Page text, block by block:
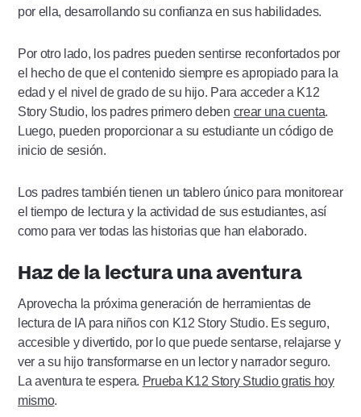
por ella, desarrollando su confianza en sus habilidades.
Por otro lado, los padres pueden sentirse reconfortados por
el hecho de que el contenido siempre es apropiado para la
edad y el nivel de grado de su hijo. Para acceder a K12
Story Studio, los padres primero deben crear una cuenta.
Luego, pueden proporcionar a su estudiante un código de
inicio de sesión.
Los padres también tienen un tablero único para monitorear
el tiempo de lectura y la actividad de sus estudiantes, así
como para ver todas las historias que han elaborado.
Haz de la lectura una aventura
Aprovecha la próxima generación de herramientas de
lectura de IA para niños con K12 Story Studio. Es seguro,
accesible y divertido, por lo que puede sentarse, relajarse y
ver a su hijo transformarse en un lector y narrador seguro.
La aventura te espera. Prueba K12 Story Studio gratis hoy
mismo.